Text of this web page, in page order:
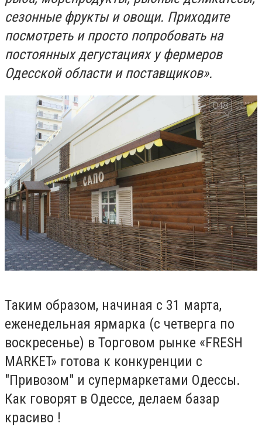
сезонные фрукты и овощи. Приходите
посмотреть и просто попробовать на
постоянных дегустациях у фермеров
Одесской области и поставщиков».
Таким образом, начиная с 31 марта,
еженедельная ярмарка (с четверга по
воскресенье) в Торговом рынке «FRESH
MARKET» готова к конкуренции с
"Привозом" и супермаркетами Одессы.
Как говорят в Одессе, делаем базар
красиво !